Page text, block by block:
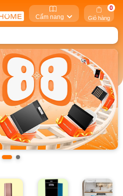
Cẩm nang Giỏ hàng
0